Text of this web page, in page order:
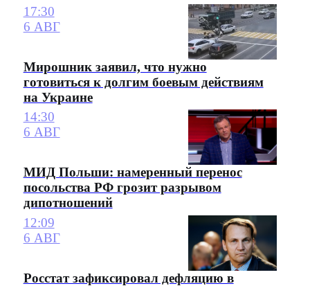
17:30
6 АВГ
Мирошник заявил, что нужно
готовиться к долгим боевым действиям
на Украине
14:30
6 АВГ
МИД Польши: намеренный перенос
посольства РФ грозит разрывом
дипотношений
12:09
6 АВГ
Росстат зафиксировал дефляцию в